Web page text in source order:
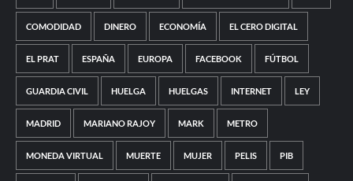
COMODIDAD DINERO ECONOMÍA EL CERO DIGITAL
EL PRAT ESPAÑA EUROPA FACEBOOK FÚTBOL
GUARDIA CIVIL HUELGA HUELGAS INTERNET LEY
MADRID MARIANO RAJOY MARK METRO
MONEDA VIRTUAL MUERTE MUJER PELIS PIB